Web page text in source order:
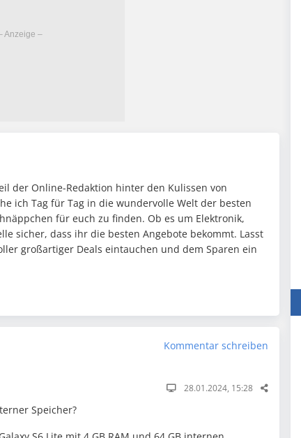
der Online-Redaktion hinter den Kulissen von
ich Tag für Tag in die wundervolle Welt der besten
für euch zu finden. Ob es um Elektronik,
sicher, dass ihr die besten Angebote bekommt. Lasst
großartiger Deals eintauchen und dem Sparen ein
Kommentar schreiben
28.01.2024, 15:28
Speicher?